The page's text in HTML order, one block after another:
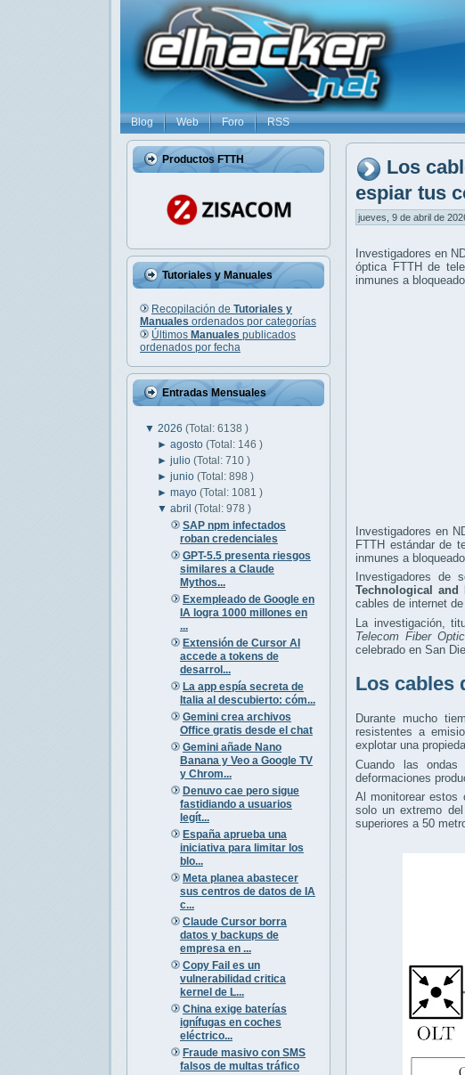
Blog Web Foro RSS
Productos FTTH
Tutoriales y Manuales
Recopilación de Tutoriales y
Manuales ordenados por categorías
Últimos Manuales publicados
ordenados por fecha
Entradas Mensuales
▼ 2026 (Total: 6138 )
►agosto(Total: 146 )
►julio(Total: 710 )
►junio(Total: 898 )
►mayo(Total: 1081 )
▼abril(Total: 978 )
SAP npm infectados
roban credenciales
GPT-5.5 presenta riesgos
similares a Claude
Mythos...
Exempleado de Google en
IA logra 1000 millones en
...
Extensión de Cursor AI
accede a tokens de
desarrol...
La app espía secreta de
Italia al descubierto: cóm...
Gemini crea archivos
Office gratis desde el chat
Gemini añade Nano
Banana y Veo a Google TV
y Chrom...
Denuvo cae pero sigue
fastidiando a usuarios
legít...
España aprueba una
iniciativa para limitar los
blo...
Meta planea abastecer
sus centros de datos de IA
c...
Claude Cursor borra
datos y backups de
empresa en ...
Copy Fail es un
vulnerabilidad critica
kernel de L...
China exige baterías
ignífugas en coches
eléctrico...
Fraude masivo con SMS
falsos de multas tráfico
Los
espiar tus
jueves, 9 de abril de
Investigadores en
óptica FTTH de
inmunes a
Investigadores en
FTTH estándar de
inmunes a
Investigadores de
Technological
cables de internet
La investigación,
Telecom Fiber
celebrado en San
Los cables
Durante mucho
resistentes a
explotar una
Cuando las ondas
deformaciones
Al monitorear estos
solo un extremo
superiores a 50